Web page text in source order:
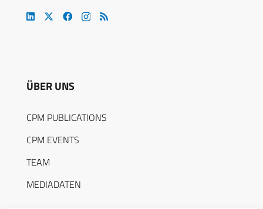
ÜBER UNS
CPM PUBLICATIONS
CPM EVENTS
TEAM
MEDIADATEN